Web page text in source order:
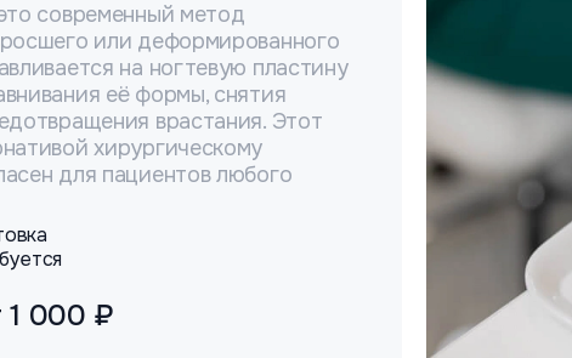
современный метод
или деформированного
на ногтевую пластину
её формы, снятия
врастания. Этот
хирургическому
для пациентов любого
1 000 ₽